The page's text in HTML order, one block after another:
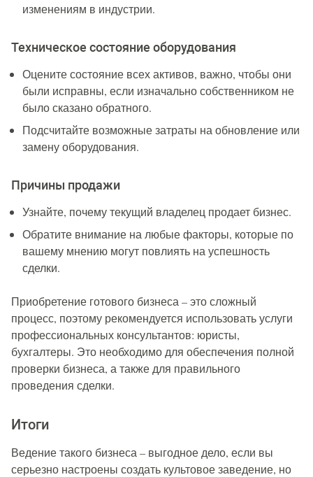
изменениям в индустрии.
Техническое состояние оборудования
Оцените состояние всех активов, важно, чтобы они
были исправны, если изначально собственником не
было сказано обратного.
Подсчитайте возможные затраты на обновление или
замену оборудования.
Причины продажи
Узнайте, почему текущий владелец продает бизнес.
Обратите внимание на любые факторы, которые по
вашему мнению могут повлиять на успешность
сделки.
Приобретение готового бизнеса – это сложный
процесс, поэтому рекомендуется использовать услуги
профессиональных консультантов: юристы,
бухгалтеры. Это необходимо для обеспечения полной
проверки бизнеса, а также для правильного
проведения сделки.
Итоги
Ведение такого бизнеса – выгодное дело, если вы
серьезно настроены создать культовое заведение, но